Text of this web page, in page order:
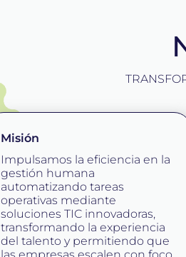
Misión
Impulsamos la eficiencia en la
gestión humana
automatizando tareas
operativas mediante
soluciones TIC innovadoras,
transformando la experiencia
del talento y permitiendo que